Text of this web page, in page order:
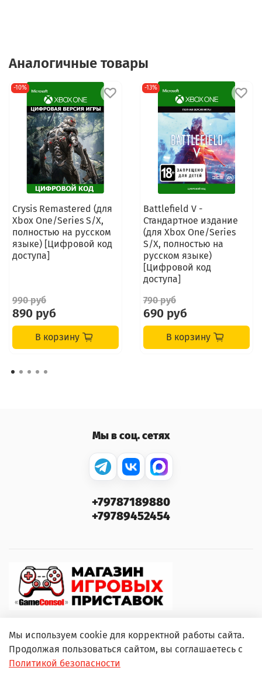
Аналогичные товары
-10%
Crysis Remastered (для
Xbox One/Series S/X,
полностью на русском
языке) [Цифровой код
доступа]
990 руб
890 руб
В корзину
-13%
Battlefield V -
Стандартное издание
(для Xbox One/Series
S/X, полностью на
русском языке)
[Цифровой код
доступа]
790 руб
690 руб
В корзину
Мы в соц. сетях
+79787189880
+79789452454
© 2000–2026 GameConsol. Любое использование
Мы используем cookie для корректной работы сайта.
Продолжая пользоваться сайтом, вы соглашаетесь с
Политикой безопасности